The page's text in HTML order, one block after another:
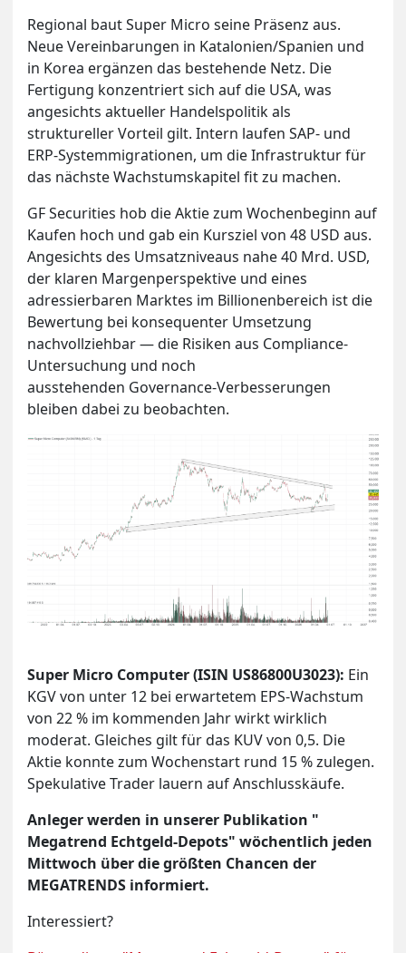
Regional baut Super Micro seine Präsenz aus.
Neue Vereinbarungen in Katalonien/Spanien und
in Korea ergänzen das bestehende Netz. Die
Fertigung konzentriert sich auf die USA, was
angesichts aktueller Handelspolitik als
struktureller Vorteil gilt. Intern laufen SAP- und
ERP-Systemmigrationen, um die Infrastruktur für
das nächste Wachstumskapitel fit zu machen.
GF Securities hob die Aktie zum Wochenbeginn auf
Kaufen hoch und gab ein Kursziel von 48 USD aus.
Angesichts des Umsatzniveaus nahe 40 Mrd. USD,
der klaren Margenperspektive und eines
adressierbaren Marktes im Billionenbereich ist die
Bewertung bei konsequenter Umsetzung
nachvollziehbar — die Risiken aus Compliance-
Untersuchung und noch
ausstehenden Governance-Verbesserungen
bleiben dabei zu beobachten.
Super Micro Computer (ISIN US86800U3023): Ein
KGV von unter 12 bei erwartetem EPS-Wachstum
von 22 % im kommenden Jahr wirkt wirklich
moderat. Gleiches gilt für das KUV von 0,5. Die
Aktie konnte zum Wochenstart rund 15 % zulegen.
Spekulative Trader lauern auf Anschlusskäufe.
Anleger werden in unserer Publikation "
Megatrend Echtgeld-Depots" wöchentlich jeden
Mittwoch über die größten Chancen der
MEGATRENDS informiert.
Interessiert?